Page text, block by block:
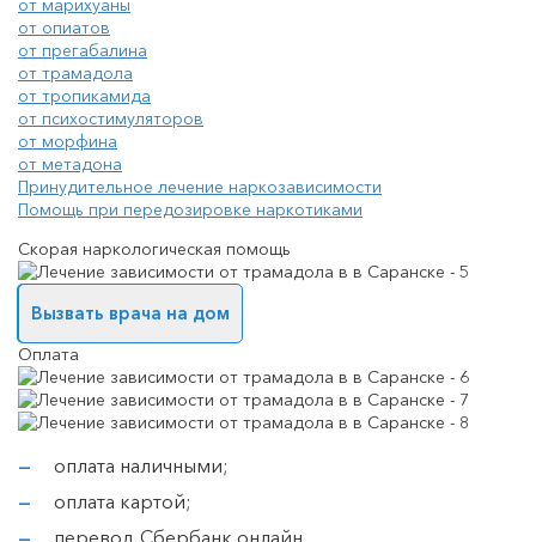
от марихуаны
от опиатов
от прегабалина
от трамадола
от тропикамида
от психостимуляторов
от морфина
от метадона
Принудительное лечение наркозависимости
Помощь при передозировке наркотиками
Скорая наркологическая помощь
Вызвать врача на дом
Оплата
оплата наличными;
оплата картой;